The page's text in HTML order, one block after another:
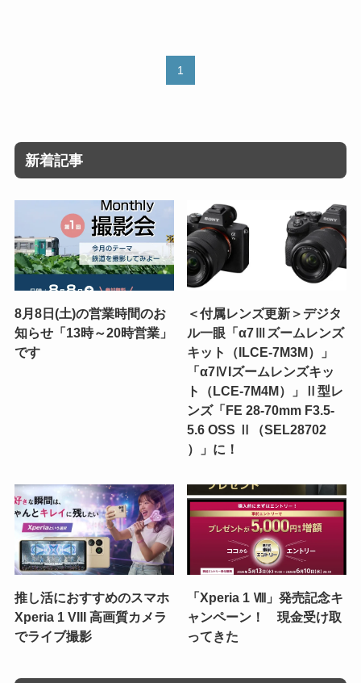
1
新着記事
8月8日(土)の営業時間のお
知らせ「13時～20時営業」
です
＜付属レンズ更新＞デジタ
ル一眼「α7Ⅲズームレンズ
キット（ILCE-7M3M）」
「α7ⅣIズームレンズキッ
ト（LCE-7M4M）」Ⅱ型レ
ンズ「FE 28-70mm F3.5-
5.6 OSS Ⅱ（SEL28702
）」に！
推し活におすすめのスマホ
Xperia 1 VIII 高画質カメラ
でライブ撮影
「Xperia 1 Ⅷ」発売記念キ
ャンペーン！ 現金受け取
ってきた